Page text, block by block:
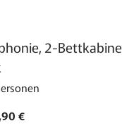
2-Bettkabine
€